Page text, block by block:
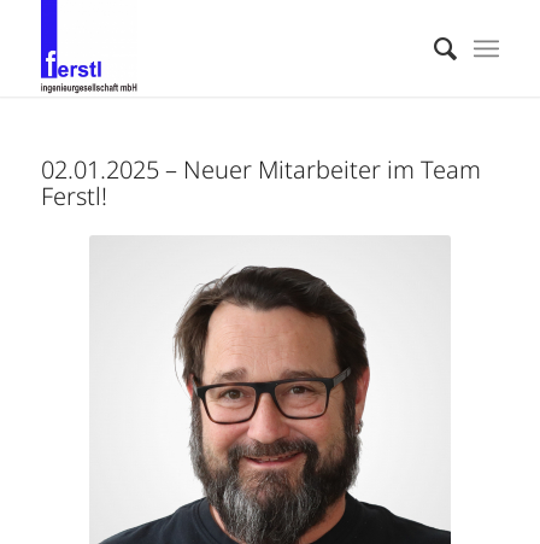
02.01.2025 – Neuer Mitarbeiter im Team
Ferstl!